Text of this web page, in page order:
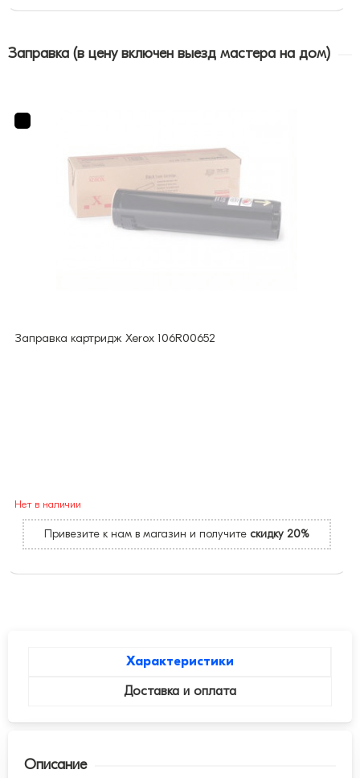
Заправка (в цену включен выезд мастера на дом)
Заправка картридж Xerox 106R00652
Нет в наличии
Привезите к нам в магазин и получите скидку 20%
Характеристики
Доставка и оплата
Описание